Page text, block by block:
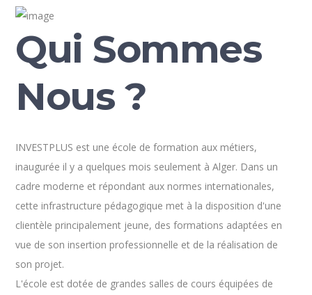
Qui Sommes
Nous ?
INVESTPLUS est une école de formation aux métiers,
inaugurée il y a quelques mois seulement à Alger. Dans un
cadre moderne et répondant aux normes internationales,
cette infrastructure pédagogique met à la disposition d'une
clientèle principalement jeune, des formations adaptées en
vue de son insertion professionnelle et de la réalisation de
son projet.
L'école est dotée de grandes salles de cours équipées de